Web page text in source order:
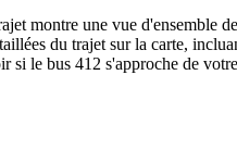
montre une vue d'ensemble
du trajet sur la carte,
si le bus 412 s'approche de